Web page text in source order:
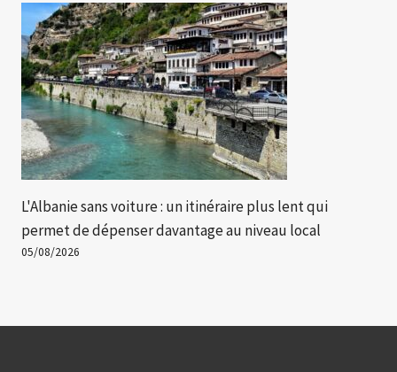
L'Albanie sans voiture : un itinéraire plus lent qui
permet de dépenser davantage au niveau local
05/08/2026